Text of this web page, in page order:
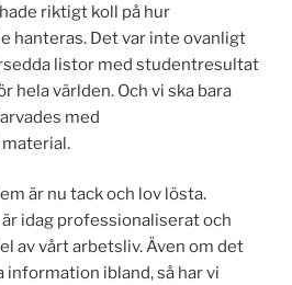
riktigt koll på hur
hanteras. Det var inte ovanligt
listor med studentresultat
hela världen. Och vi ska bara
med
är nu tack och lov lösta.
idag professionaliserat och
av vårt arbetsliv. Även om det
information ibland, så har vi